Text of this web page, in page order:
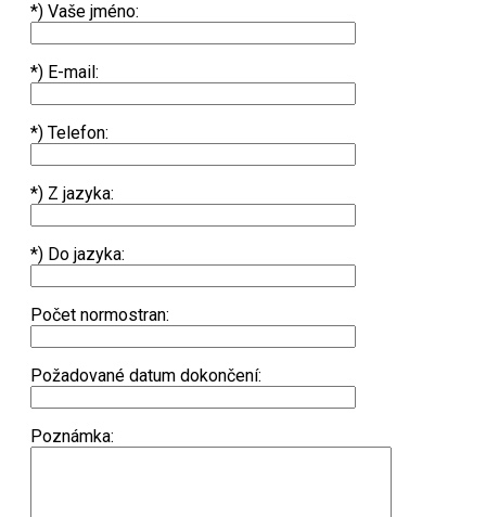
*) Vaše jméno:
*) E-mail:
*) Telefon:
*) Z jazyka:
*) Do jazyka:
Počet normostran:
Požadované datum dokončení:
Poznámka: